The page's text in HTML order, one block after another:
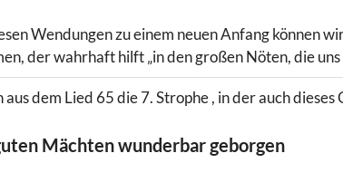
Wendungen zu einem neuen Anfang können
der wahrhaft hilft „in den großen Nöten, die uns
aus dem Lied 65 die 7. Strophe , in der auch
Mächten wunderbar geborgen